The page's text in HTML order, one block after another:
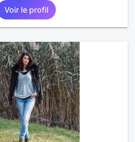
Voir le profil